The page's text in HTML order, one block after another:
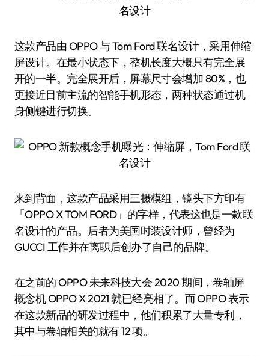
这款产品由 OPPO 与 Tom Ford 联名设计，采用伸缩
屏设计。在最小状态下，整机长度大概只有完全展
开的一半。完全展开后，屏幕尺寸会增加 80%，也
更接近目前主流的智能手机形态，两种状态通过机
身侧键进行切换。
来到背面，这款产品采用三摄模组，镜头下方印有
「OPPO X TOM FORD」的字样，代表这也是一款联
名设计的产品。后者为美国时装设计师，曾经为
GUCCI 工作并在离职后创办了自己的品牌。
在之前的 OPPO 未来科技大会 2020 期间，卷轴屏
概念机 OPPO X 2021 就已经亮相了。而 OPPO 表示
在这款新品的研发过程中，他们积累了大量专利，
其中与卷轴相关的就有 12 项。